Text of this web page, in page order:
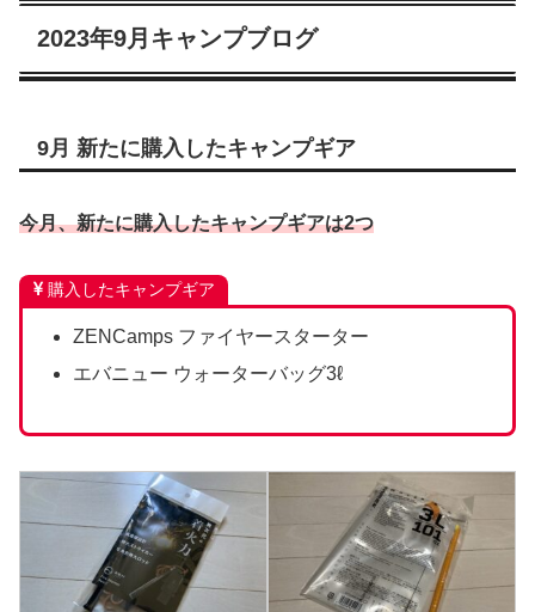
2023年9月キャンプブログ
9月 新たに購入したキャンプギア
今月、新たに購入したキャンプギアは2つ
購入したキャンプギア
ZENCamps ファイヤースターター
エバニュー ウォーターバッグ3ℓ